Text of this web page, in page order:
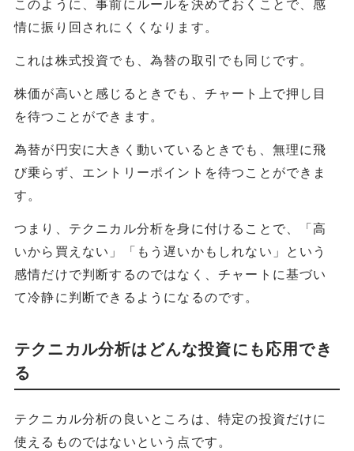
情に振り回されにくくなります。
これは株式投資でも、為替の取引でも同じです。
株価が高いと感じるときでも、チャート上で押し目
を待つことができます。
為替が円安に大きく動いているときでも、無理に飛
び乗らず、エントリーポイントを待つことができま
す。
つまり、テクニカル分析を身に付けることで、「高
いから買えない」「もう遅いかもしれない」という
感情だけで判断するのではなく、チャートに基づい
て冷静に判断できるようになるのです。
テクニカル分析はどんな投資にも応用でき
る
テクニカル分析の良いところは、特定の投資だけに
使えるものではないという点です。